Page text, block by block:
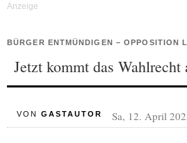
BÜRGER ENTMÜNDIGEN – OPPOSITION
Jetzt kommt das Wahlrecht
VON GASTAUTOR Sa, 12. April